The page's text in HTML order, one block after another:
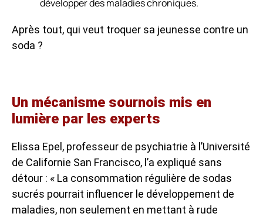
développer des maladies chroniques.
Après tout, qui veut troquer sa jeunesse contre un
soda ?
Un mécanisme sournois mis en
lumière par les experts
Elissa Epel, professeur de psychiatrie à l’Université
de Californie San Francisco, l’a expliqué sans
détour : « La consommation régulière de sodas
sucrés pourrait influencer le développement de
maladies, non seulement en mettant à rude